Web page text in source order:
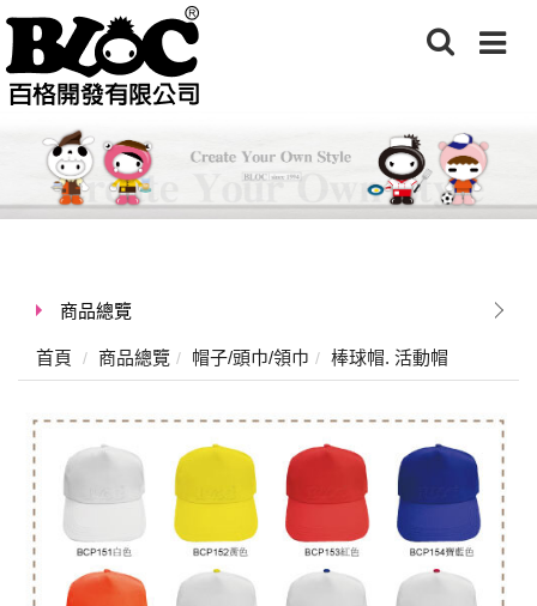
商品總覽
首頁 商品總覽 帽子/頭巾/領巾 棒球帽. 活動帽